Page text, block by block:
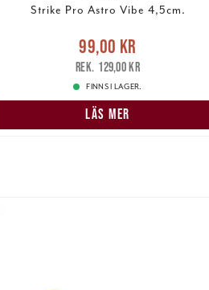
Strike Pro Astro Vibe 4,5cm.
Nuvarande pris :99,00 kr
pris: 129,00 kr
99,00 kr
129,00 kr
FINNS I LAGER.
LÄS MER